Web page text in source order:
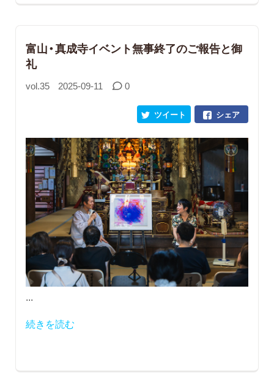
富山・真成寺イベント無事終了のご報告と御
礼
vol.35 2025-09-11 0
シェア
ツイート
...
続きを読む